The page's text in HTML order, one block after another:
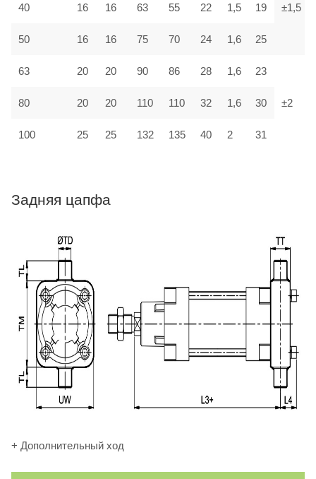
±1,5
40 16 16 63 55 22 1,5 19
50 16 16 75 70 24 1,6 25
63 20 20 90 86 28 1,6 23
±2
80 20 20 110 110 32 1,6 30
100 25 25 132 135 40 2 31
Задняя цапфа
+ Дополнительный ход